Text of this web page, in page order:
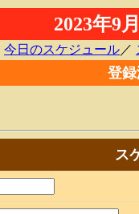
2023年9
今日のスケジュール ／
登
ス